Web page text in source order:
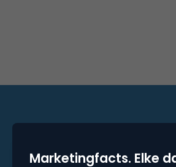
Marketingfacts. Elke
Marketingfacts. Elke dag